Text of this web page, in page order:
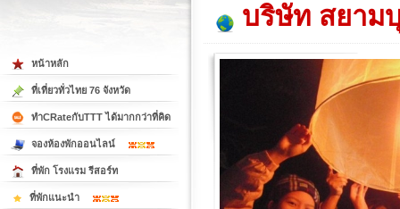
บริษัท สยาม
หน้าหลัก
ที่เที่ยวทั่วไทย 76 จังหวัด
ทำCRateกับTTT ได้มากกว่าที่คิด
จองห้องพักออนไลน์
ที่พัก โรงแรม รีสอร์ท
ที่พักแนะนำ